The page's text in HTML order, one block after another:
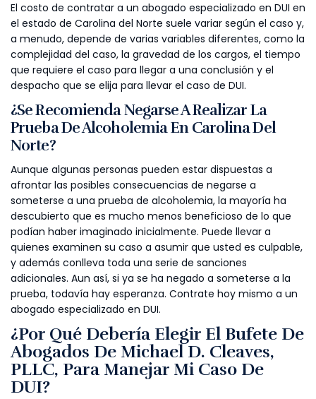
El costo de contratar a un abogado especializado en DUI en
el estado de Carolina del Norte suele variar según el caso y,
a menudo, depende de varias variables diferentes, como la
complejidad del caso, la gravedad de los cargos, el tiempo
que requiere el caso para llegar a una conclusión y el
despacho que se elija para llevar el caso de DUI.
¿Se Recomienda Negarse A Realizar La
Prueba De Alcoholemia En Carolina Del
Norte?
Aunque algunas personas pueden estar dispuestas a
afrontar las posibles consecuencias de negarse a
someterse a una prueba de alcoholemia, la mayoría ha
descubierto que es mucho menos beneficioso de lo que
podían haber imaginado inicialmente. Puede llevar a
quienes examinen su caso a asumir que usted es culpable,
y además conlleva toda una serie de sanciones
adicionales. Aun así, si ya se ha negado a someterse a la
prueba, todavía hay esperanza. Contrate hoy mismo a un
abogado especializado en DUI.
¿Por Qué Debería Elegir El Bufete De
Abogados De Michael D. Cleaves,
PLLC, Para Manejar Mi Caso De
DUI?